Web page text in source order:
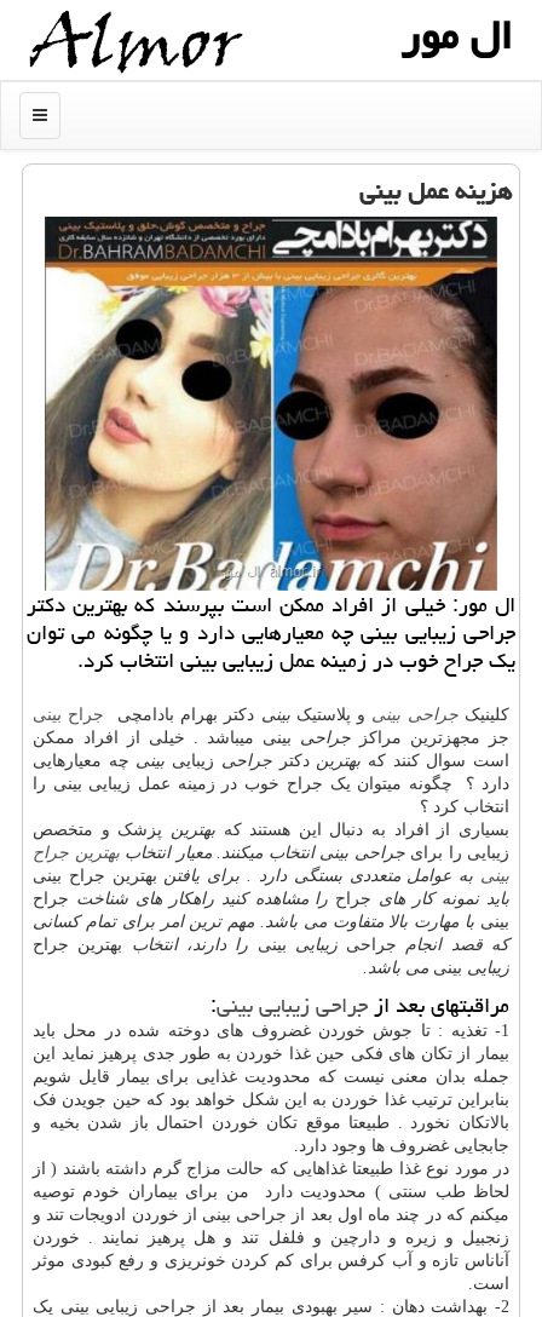
ال مور
منو
هزینه عمل بینی
ال مور: خیلی از افراد ممكن است بپرسند كه بهترین دكتر
جراحی زیبایی بینی چه معیارهایی دارد و یا چگونه می توان
یك جراح خوب در زمینه عمل زیبایی بینی انتخاب كرد.
کلینیکجراحی بینی و پلاستیکبینی دکتر بهرام بادامچی جراح بینی
جز مجهزترین مراکز جراحی بینی میباشد . خیلی از افراد ممکن
است سوال کنند که بهترین دکترجراحی زیبایی بینی چه معیارهایی
دارد ؟ چگونه میتوان یک جراح خوب در زمینه عمل زیبایی بینی را
انتخاب کرد ؟
بسیاری از افراد به دنبال این هستند کهبهترین پزشک و متخصص
زیبایی را برایجراحی بینی انتخاب میکنند. معیار انتخاببهترین جراح
بینی به عوامل متعددی بستگی دارد . برای یافتن بهترین جراح بینی
باید نمونه کار های جراح را مشاهده کنید راهکار های شناخت جراح
بینی با مهارت بالا متفاوت می باشد. مهم ترین امر برای تمام کسانی
که قصد انجام جراحی زیبایی بینی را دارند، انتخاب بهترین جراح
زیبایی بینی می باشد.
مراقبتهای بعد ازجراحی زیبایی بینی:
1- تغذیه : تا جوش خوردن غضروف های دوخته شده در محل باید
بیمار از تکان های فکی حین غذا خوردن به طور جدی پرهیز نماید این
جمله بدان معنی نیست که محدودیت غذایی برای بیمار قایل شویم
بنابراین ترتیب غذا خوردن به این شکل خواهد بود که حین جویدن فک
بالاتکان نخورد . طبیعتا موقع تکان خوردن احتمال باز شدن بخیه و
جابجایی غضروف ها وجود دارد.
در مورد نوع غذا طبیعتا غذاهایی که حالت مزاج گرم داشته باشند ( از
لحاظ طب سنتی ) محدودیت دارد من برای بیماران خودم توصیه
میکنم که در چند ماه اول بعد از جراحی بینی از خوردن ادویجات تند و
زنجبیل و زیره و دارچین و فلفل تند و هل پرهیز نمایند . خوردن
آناناس تازه و آب کرفس برای کم کردن خونریزی و رفع کبودی موثر
است.
2- بهداشت دهان : سیر بهبودی بیمار بعد از جراحی زیبایی بینی یک